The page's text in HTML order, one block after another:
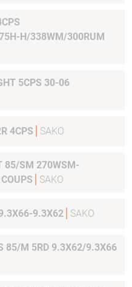
H/338WM/300RUM
5CPS 30-06
4CPS SAKO
85/SM 270WSM-
SAKO
9.3X62 SAKO
85/M 5RD 9.3X62/9.3X66